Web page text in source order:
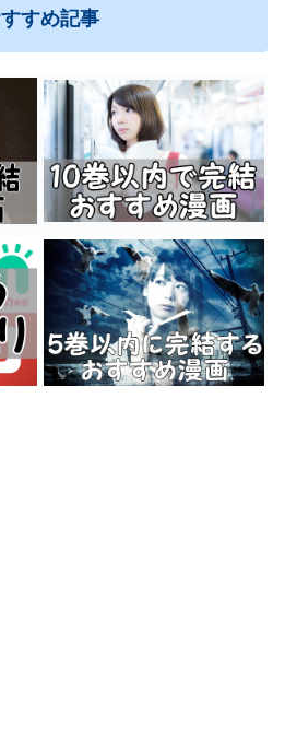
すめ記事